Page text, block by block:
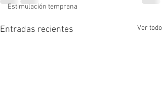
Estimulación temprana
Entradas recientes Ver todo